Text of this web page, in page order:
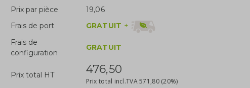
Prix par pièce
19,06
Frais de port
GRATUIT +
Frais de
configuration
GRATUIT
Prix total HT 476,50
Prix total incl.TVA571,80 (20%)